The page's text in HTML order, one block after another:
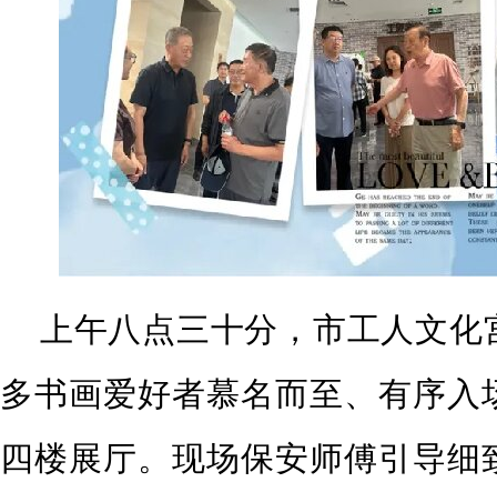
上午八点三十分，市工人文
多书画爱好者慕名而至、有序入
四楼展厅。现场保安师傅引导细